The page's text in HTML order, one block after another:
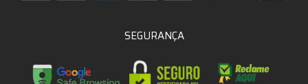
SEGURANÇA